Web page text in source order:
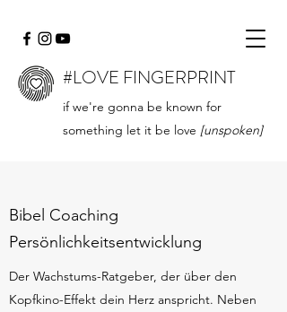
#LOVE FINGERPRINT
if we're gonna be known for
something let it be love [unspoken]
Bibel Coaching
Persönlichkeitsentwicklung
Der Wachstums-Ratgeber, der über den
Kopfkino-Effekt dein Herz anspricht. Neben